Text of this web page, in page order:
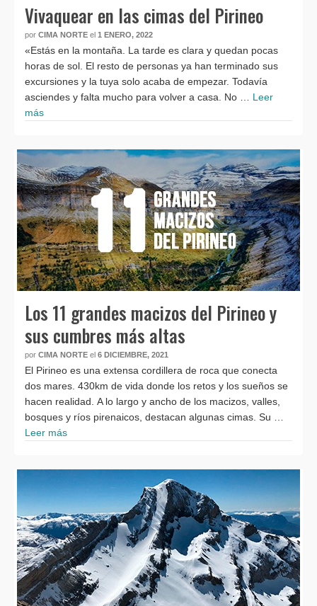
Vivaquear en las cimas del Pirineo
por CIMA NORTE el 1 ENERO, 2022
«Estás en la montaña. La tarde es clara y quedan pocas
horas de sol. El resto de personas ya han terminado sus
excursiones y la tuya solo acaba de empezar. Todavía
asciendes y falta mucho para volver a casa. No … Leer
más
Los 11 grandes macizos del Pirineo y
sus cumbres más altas
por CIMA NORTE el 6 DICIEMBRE, 2021
El Pirineo es una extensa cordillera de roca que conecta
dos mares. 430km de vida donde los retos y los sueños se
hacen realidad. A lo largo y ancho de los macizos, valles,
bosques y ríos pirenaicos, destacan algunas cimas. Su …
Leer más